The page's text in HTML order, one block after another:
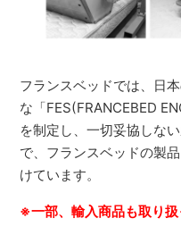
フランスベッドでは、日
な「FES(FRANCEBED
を制定し、一切妥協しな
で、フランスベッドの製
けています。
※一部、輸入商品も取り扱